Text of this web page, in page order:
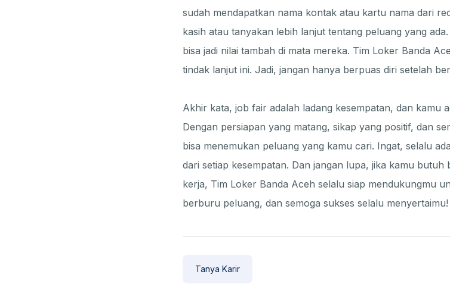
sudah mendapatkan nama kontak atau kartu nama dari
kasih atau tanyakan lebih lanjut tentang peluang yang
bisa jadi nilai tambah di mata mereka. Tim Loker Banda
tindak lanjut ini. Jadi, jangan hanya berpuas diri setelah
Akhir kata, job fair adalah ladang kesempatan, dan kamu
Dengan persiapan yang matang, sikap yang positif, dan
bisa menemukan peluang yang kamu cari. Ingat, selalu
dari setiap kesempatan. Dan jangan lupa, jika kamu
kerja, Tim Loker Banda Aceh selalu siap mendukungmu
berburu peluang, dan semoga sukses selalu menyertaimu!
Tanya Karir